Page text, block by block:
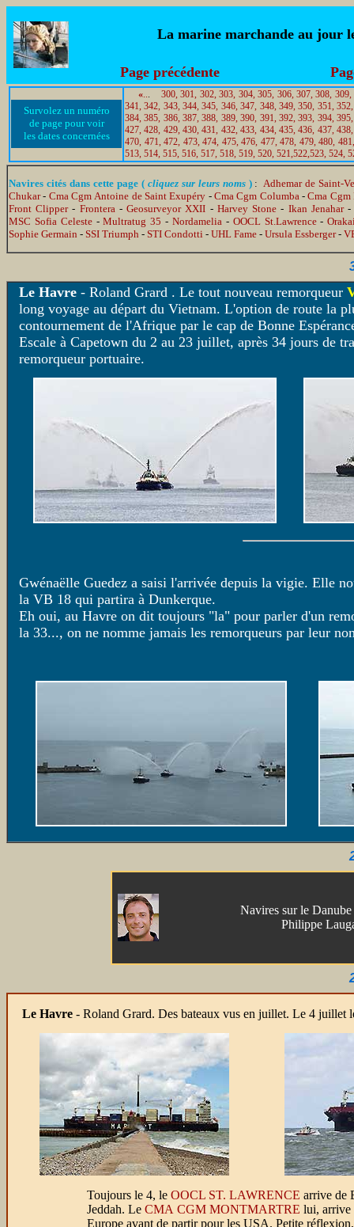
La marine marchande au jour
Page précédente
Survolez un numéro
de page pour voir
les dates concernées
«... 300, 301, 302, 303, 304, 305, 306, 307, 308, 309,
341, 342, 343, 344, 345, 346, 347, 348, 349, 350, 351, 352,
384, 385, 386, 387, 388, 389, 390, 391, 392, 393, 394, 395,
427, 428, 429, 430, 431, 432, 433, 434, 435, 436, 437, 438,
470, 471, 472, 473, 474, 475, 476, 477, 478, 479, 480, 481,
513, 514, 515, 516, 517, 518, 519, 520, 521,522,523, 524,
Navires cités dans cette page (cliquez sur leurs noms ):Adhemar de Saint-
Chukar- Cma Cgm Antoine de Saint Exupéry -Cma Cgm Columba-Cma Cgm
Front Clipper- Frontera-Geosurveyor XXII - Harvey Stone - Ikan Jenahar
MSC Sofia Celeste-Multratug 35 - Nordamelia- OOCL St.Lawrence-
Sophie Germain - SSI Triumph - STI Condotti - UHL Fame - Ursula Essberger-
Le Havre - Roland Grard . Le tout nouveau remorqueur
long voyage au départ du Vietnam. L'option de route la
contournement de l'Afrique par le cap de Bonne
Escale à Capetown du 2 au 23 juillet, après 34 jours de
remorqueur portuaire.
Gwénaëlle Guedez a saisi l'arrivée depuis la vigie. Elle
la VB 18 qui partira à Dunkerque.
Eh oui, au Havre on dit toujours "la" pour parler d'un
la 33..., on ne nomme jamais les remorqueurs par leur
Navires sur le
Philippe
Le Havre - Roland Grard. Des bateaux vus en juillet. Le 4 juillet
Toujours le 4, le OOCL ST. LAWRENCE arrive de
Jeddah. Le CMA CGM MONTMARTRE lui, arrive
Europe avant de partir pour les USA. Petite